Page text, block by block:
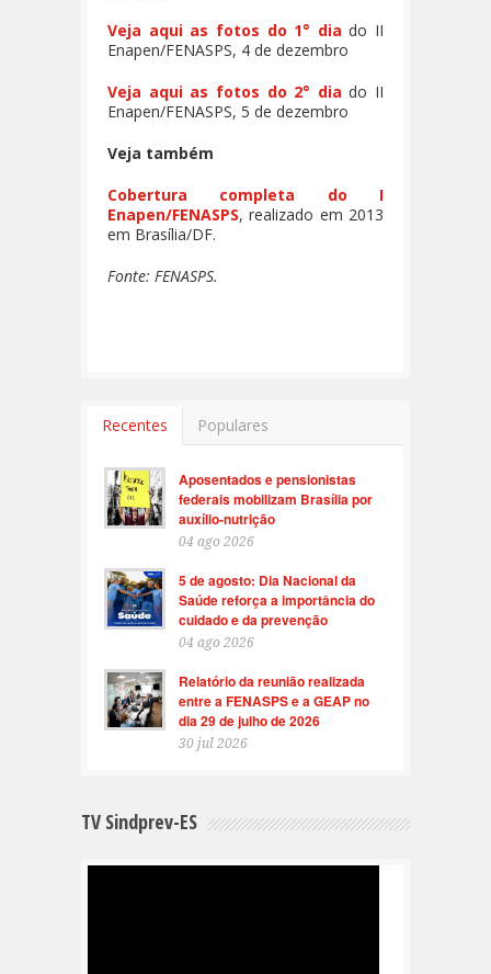
Veja aqui as fotos do 1° dia do II
Enapen/FENASPS, 4 de dezembro
Veja aqui as fotos do 2° dia do II
Enapen/FENASPS, 5 de dezembro
Veja também
Cobertura completa do I
Enapen/FENASPS, realizado em 2013
em Brasília/DF.
Fonte: FENASPS.
Recentes Populares
Aposentados e pensionistas
federais mobilizam Brasília por
auxílio-nutrição
04 ago 2026
5 de agosto: Dia Nacional da
Saúde reforça a importância do
cuidado e da prevenção
04 ago 2026
Relatório da reunião realizada
entre a FENASPS e a GEAP no
dia 29 de julho de 2026
30 jul 2026
TV Sindprev-ES